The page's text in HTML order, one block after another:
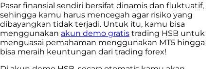
Pasar finansial sendiri bersifat dinamis dan fluktuatif,
sehingga kamu harus mencegah agar risiko yang
dibayangkan tidak terjadi. Untuk itu, kamu bisa
menggunakan akun demo gratis trading HSB untuk
menguasai pemahaman menggunakan MT5 hingga
bisa meraih keuntungan dari trading forex!